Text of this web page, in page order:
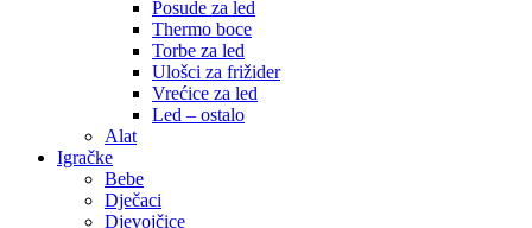
Posude za led
Thermo boce
Torbe za led
Ulošci za frižider
Vrećice za led
Led – ostalo
Alat
Igračke
Bebe
Dječaci
Djevojčice